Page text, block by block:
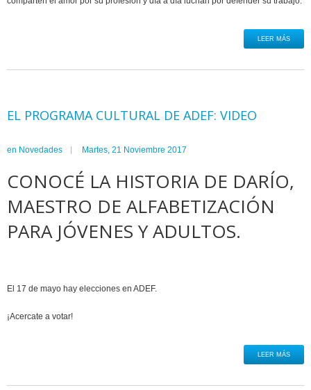
LEER MÁS
EL PROGRAMA CULTURAL DE ADEF: VIDEO
en Novedades Martes, 21 Noviembre 2017
CONOCÉ LA HISTORIA DE DARÍO,
MAESTRO DE ALFABETIZACIÓN
PARA JÓVENES Y ADULTOS.
El 17 de mayo hay elecciones en ADEF.
¡Acercate a votar!
LEER MÁS